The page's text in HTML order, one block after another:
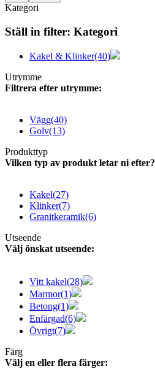
Kategori
Ställ in filter: Kategori
Kakel & Klinker(40)
Utrymme
Filtrera efter utrymme:
Vägg(40)
Golv(13)
Produkttyp
Vilken typ av produkt letar ni efter?
Kakel(27)
Klinker(7)
Granitkeramik(6)
Utseende
Välj önskat utseende:
Vitt kakel(28)
Marmor(1)
Betong(1)
Enfärgad(6)
Övrigt(7)
Färg
Välj en eller flera färger: